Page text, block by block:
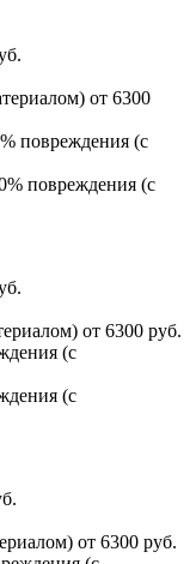
от 6300
повреждения (с
повреждения (с
от 6300 руб.
(с
(с
от 6300 руб.